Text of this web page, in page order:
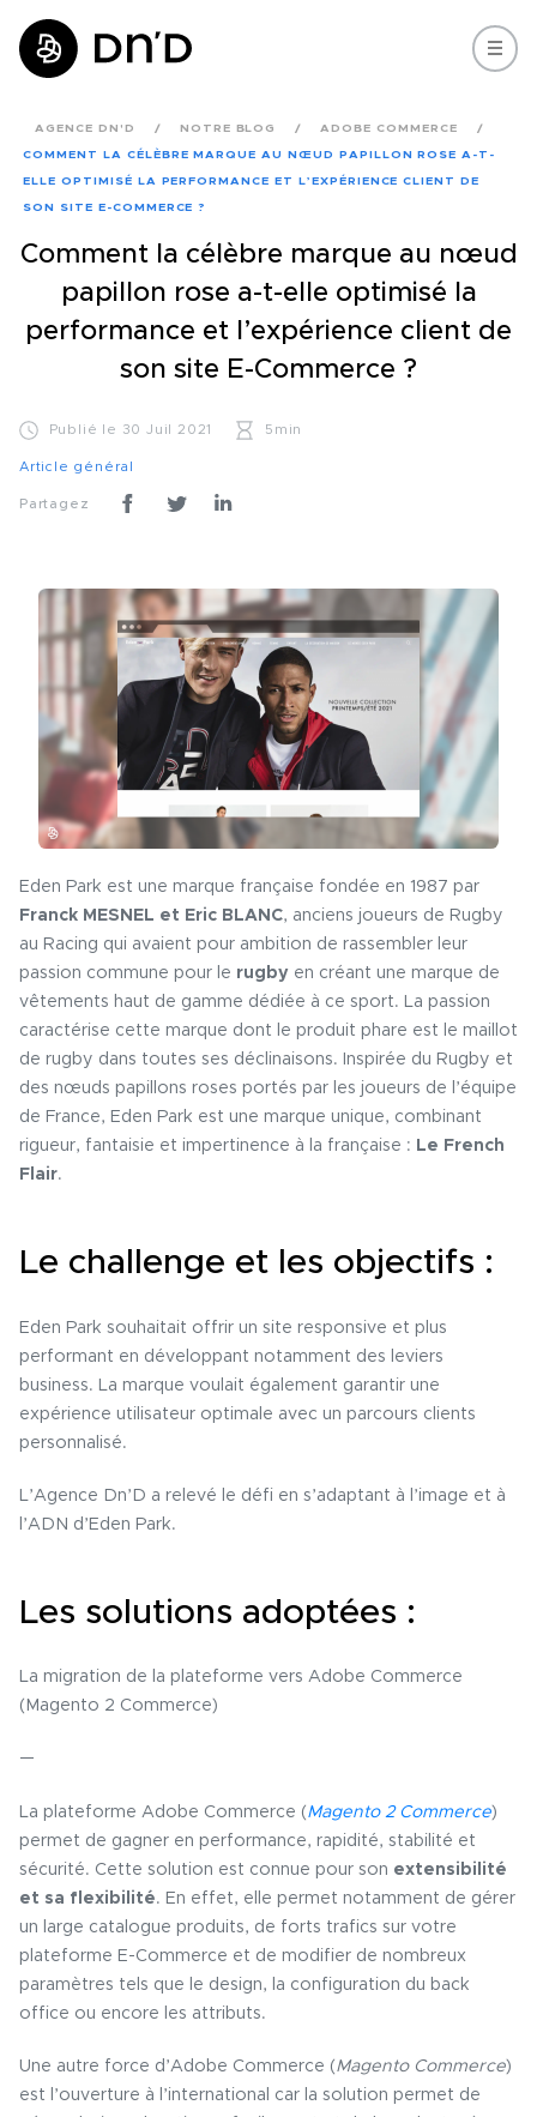
AGENCE DN'D NOTRE BLOG ADOBE COMMERCE
COMMENT LA CÉLÈBRE MARQUE AU NŒUD PAPILLON ROSE A-T-
ELLE OPTIMISÉ LA PERFORMANCE ET L’EXPÉRIENCE CLIENT DE
SON SITE E-COMMERCE ?
Comment la célèbre marque au nœud
papillon rose a-t-elle optimisé la
performance et l’expérience client de
son site E-Commerce ?
Publié le 30 Juil 2021 5min
Article général
Partagez
Eden Park est une marque française fondée en 1987 par
Franck MESNEL et Eric BLANC, anciens joueurs de Rugby
au Racing qui avaient pour ambition de rassembler leur
passion commune pour le rugby en créant une marque de
vêtements haut de gamme dédiée à ce sport. La passion
caractérise cette marque dont le produit phare est le maillot
de rugby dans toutes ses déclinaisons. Inspirée du Rugby et
des nœuds papillons roses portés par les joueurs de l’équipe
de France, Eden Park est une marque unique, combinant
rigueur, fantaisie et impertinence à la française : Le French
Flair.
Le challenge et les objectifs :
Eden Park souhaitait offrir un site responsive et plus
performant en développant notamment des leviers
business. La marque voulait également garantir une
expérience utilisateur optimale avec un parcours clients
personnalisé.
L’Agence Dn’D a relevé le défi en s’adaptant à l’image et à
l’ADN d’Eden Park.
Les solutions adoptées :
La migration de la plateforme vers Adobe Commerce
(Magento 2 Commerce)
—
La plateforme Adobe Commerce (Magento 2 Commerce)
permet de gagner en performance, rapidité, stabilité et
sécurité. Cette solution est connue pour son extensibilité
et sa flexibilité. En effet, elle permet notamment de gérer
un large catalogue produits, de forts trafics sur votre
plateforme E-Commerce et de modifier de nombreux
paramètres tels que le design, la configuration du back
office ou encore les attributs.
Une autre force d’Adobe Commerce (Magento Commerce)
est l’ouverture à l’international car la solution permet de